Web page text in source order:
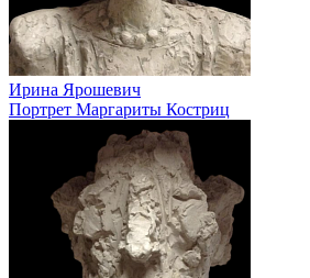
Ирина Ярошевич
Портрет Маргариты Костриц